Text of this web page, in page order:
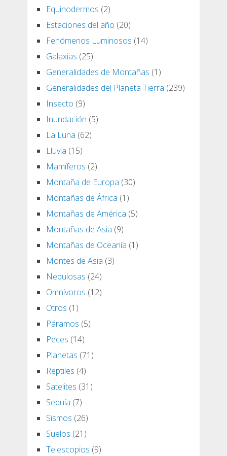
Equinodermos (2)
Estaciones del año (20)
Fenómenos Luminosos (14)
Galaxias (25)
Generalidades de Montañas (1)
Generalidades del Planeta Tierra (239)
Insecto (9)
Inundación (5)
La Luna (62)
Lluvia (15)
Mamíferos (2)
Montaña de Europa (30)
Montañas de África (1)
Montañas de América (5)
Montañas de Asia (9)
Montañas de Oceanía (1)
Montes de Asia (3)
Nebulosas (24)
Omnívoros (12)
Otros (1)
Páramos (5)
Peces (14)
Planetas (71)
Reptiles (4)
Satelites (31)
Sequía (7)
Sismos (26)
Suelos (21)
Telescopios (9)